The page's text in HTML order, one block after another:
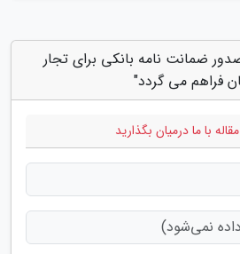
ضمانت نامه بانکی برای تجار
فراهم می گردد"
با ما درمیان بگذارید